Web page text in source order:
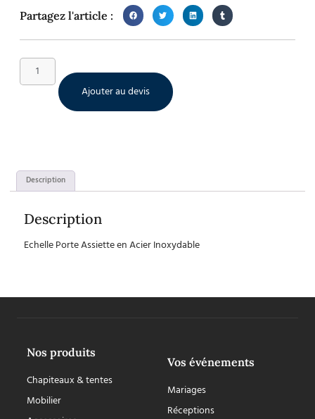
Partagez l'article :
Ajouter au devis
Description
Description
Echelle Porte Assiette en Acier Inoxydable
Nos produits
Chapiteaux & tentes
Mobilier
Vos événements
Mariages
Réceptions